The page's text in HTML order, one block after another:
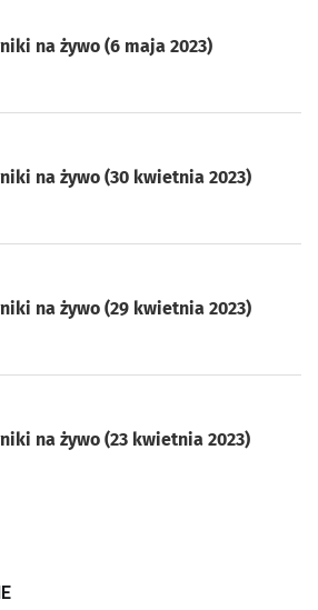
na żywo (6 maja 2023)
na żywo (30 kwietnia 2023)
na żywo (29 kwietnia 2023)
na żywo (23 kwietnia 2023)